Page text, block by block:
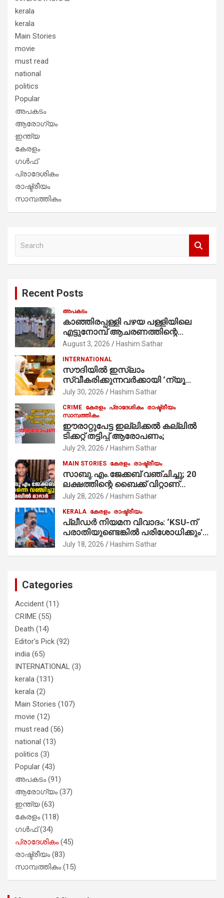
kerala
kerala
Main Stories
movie
must read
national
politics
Popular
അപകടം
ആരോഗ്യം
ഇന്ത്യ
കേരളം
ഗൾഫ്
പ്രാദേശികം
രാഷ്ട്രീയം
സാമ്പത്തികം
Recent Posts
അപകടം
കാഞ്ഞിരപ്പള്ളി പഴയ പള്ളിയിലെ
എട്ടുനോമ്പ് ആചരണത്തിന്റെ
ഭാഗമായുള്ള പന്തലിന്റെ കാൽനാട്ട്
കുര്യൻ താമരശ്ശേരി
നിർവഹിക്കുന്നു.
August 3, 2026 Hashim Sathar
INTERNATIONAL
സൗദിയില്‍ ഇസ്‌ലാം
സ്വീകരിക്കുന്നവര്‍ക്കായി ‘ന്യൂ
മുസ്ലിം’ ഡിജിറ്റല്‍ കാര്‍ഡ് സേവനം
July 30, 2026 Hashim Sathar
CRIME കേരളം പ്രാദേശികം രാഷ്ട്രീയം
സാമ്പത്തികം
ഈരാറ്റുപേട്ട ഇല്ലിക്കൽ കല്ലിൽ
ടിക്കറ്റ് തട്ടിപ്പ് ആരോപണം;
July 29, 2026 Hashim Sathar
MAIN STORIES കേരളം രാഷ്ട്രീയം
സാബു.എം.ജേക്കബ് വഞ്ചിച്ചു; 20
ലക്ഷത്തിന്റെ ബൈക്ക് വിറ്റാണ്
തൃക്കാക്കരയില്‍ മത്സരിച്ചത്!
മാത്രമാണ് ഉണ്ടായിരുന്നത്;
സാബുവിന്റേത് വ്യക്തിപരമായ
നേട്ടത്തിനുള്ള പാര്‍ട്ടി; ഇപ്പോള്‍
ഫോണ്‍ വിളിച്ചാല്‍ എടുക്കില്ല;
തിരഞ്ഞെടുപ്പിലെ ദുരനുഭവങ്ങള്‍
July 28, 2026 Hashim Sathar
KERALA കേരളം രാഷ്ട്രീയം
പ്ലീഡർ നിയമന വിവാദം: ‘KSU-ന്
പരാതിയുണ്ടെങ്കിൽ പരിശോധിക്കും’;
രമേശ് ചെന്നിത്തല
July 18, 2026 Hashim Sathar
Categories
Accident (11)
CRIME (55)
Death (14)
Editor's Pick (92)
india (65)
INTERNATIONAL (3)
kerala (131)
kerala (2)
Main Stories (107)
movie (12)
must read (56)
national (13)
politics (3)
Popular (43)
അപകടം(91)
ആരോഗ്യം(37)
ഇന്ത്യ(63)
കേരളം(118)
ഗൾഫ്(34)
പ്രാദേശികം(45)
രാഷ്ട്രീയം(83)
സാമ്പത്തികം(15)